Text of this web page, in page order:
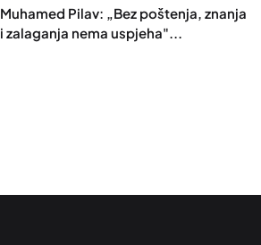
Muhamed Pilav: „Bez poštenja, znanja
i zalaganja nema uspjeha"...